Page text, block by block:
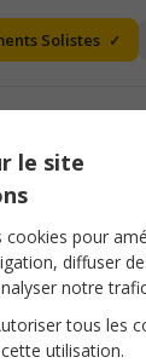
Solistes
partition
solistes
. Elle
Après
la tonalité
le site
cookies pour
diffuser
notre
tous les
utilisation.